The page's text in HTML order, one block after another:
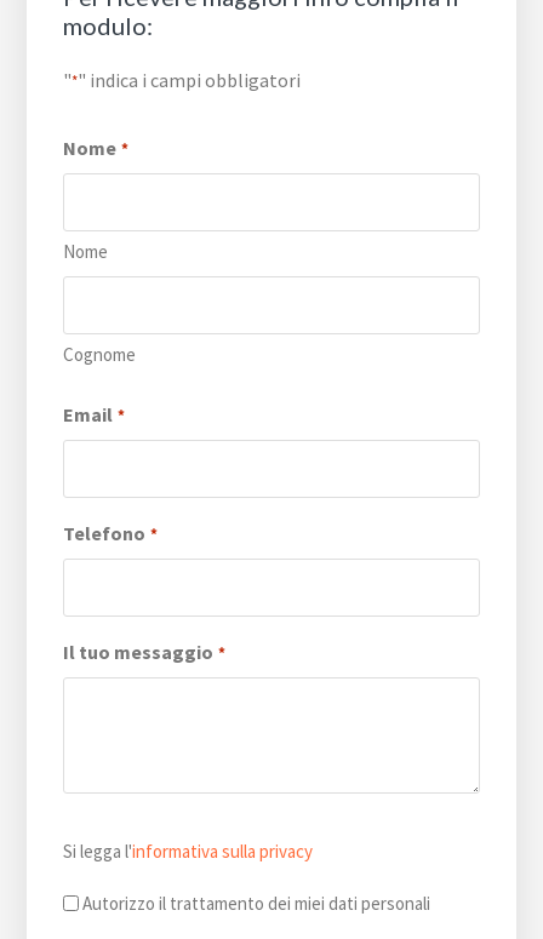
modulo:
"*" indica i campi obbligatori
Nome *
Nome
Cognome
Email *
Telefono *
Il tuo messaggio *
legga
l'informativa
Si legga l'informativa sulla privacy
Autorizzo il trattamento dei miei dati personali